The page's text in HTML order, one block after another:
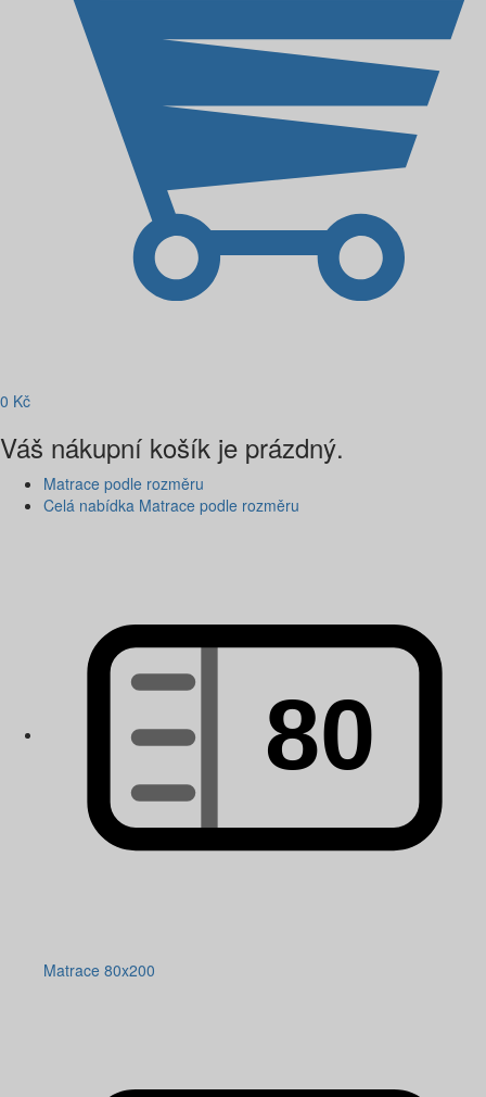
0 Kč
Váš nákupní košík je prázdný.
Matrace podle rozměru
Celá nabídka Matrace podle rozměru
Matrace 80x200